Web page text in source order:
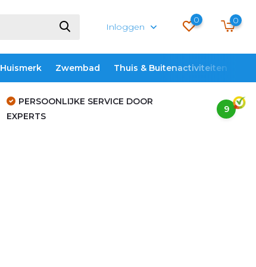
Inloggen
0 0
Huismerk Zwembad Thuis & Buitenactiviteiten
PERSOONLIJKE SERVICE DOOR
EXPERTS
9